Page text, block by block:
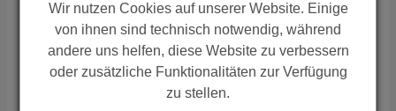
Deutschland
Telefon: +49 641 98221 15
international-sales(at)conti.plus
ZUSTÄNDIGKEIT REGION
Wir nutzen Cookies auf unserer Website. Einige
von ihnen sind technisch notwendig, während
andere uns helfen, diese Website zu verbessern
oder zusätzliche Funktionalitäten zur Verfügung
zu stellen.